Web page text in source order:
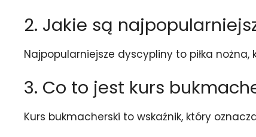
2. Jakie są
Najpopularniejsze dyscypliny to piłka
3. Co to jest kurs
Kurs bukmacherski to wskaźnik, który